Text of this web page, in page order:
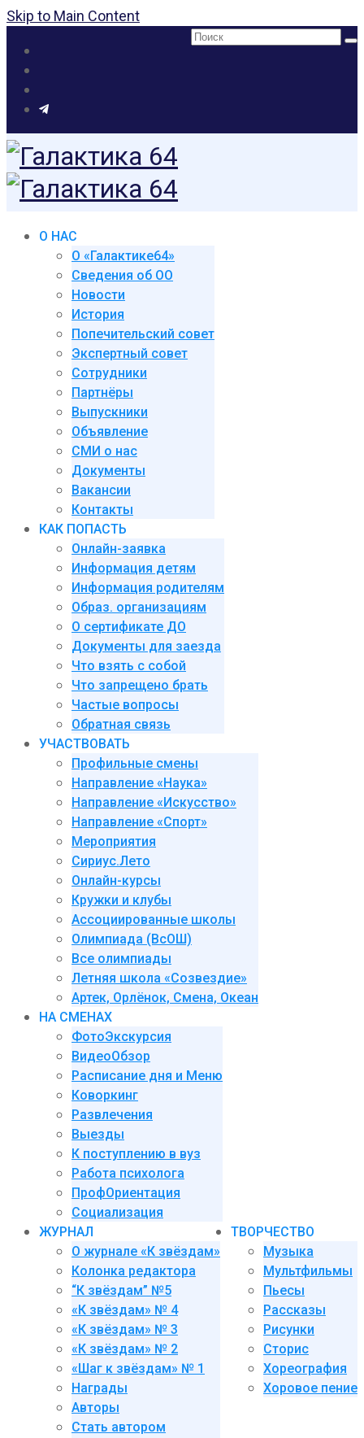
Skip to Main Content
Поиск:
О НАС
О «Галактике64»
Сведения об ОО
Новости
История
Попечительский совет
Экспертный совет
Сотрудники
Партнёры
Выпускники
Объявление
СМИ о нас
Документы
Вакансии
Контакты
КАК ПОПАСТЬ
Онлайн-заявка
Информация детям
Информация родителям
Образ. организациям
О сертификате ДО
Документы для заезда
Что взять с собой
Что запрещено брать
Частые вопросы
Обратная связь
УЧАСТВОВАТЬ
Профильные смены
Направление «Наука»
Направление «Искусство»
Направление «Спорт»
Мероприятия
Сириус.Лето
Онлайн-курсы
Кружки и клубы
Ассоциированные школы
Олимпиада (ВсОШ)
Все олимпиады
Летняя школа «Созвездие»
Артек, Орлёнок, Смена, Океан
НА СМЕНАХ
ФотоЭкскурсия
ВидеоОбзор
Расписание дня и Меню
Коворкинг
Развлечения
Выезды
К поступлению в вуз
Работа психолога
ПрофОриентация
Социализация
ЖУРНАЛ
О журнале «К звёздам»
Колонка редактора
“К звёздам” №5
«К звёздам» № 4
«К звёздам» № 3
«К звёздам» № 2
«Шаг к звёздам» № 1
Награды
Авторы
Стать автором
ТВОРЧЕСТВО
Музыка
Мультфильмы
Пьесы
Рассказы
Рисунки
Сторис
Хореография
Хоровое пение